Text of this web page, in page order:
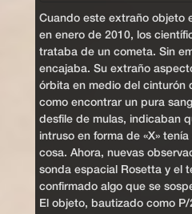
Cuando este extraño objeto
en enero de 2010, los
trataba de un cometa. Sin
encajaba. Su extraño
órbita en medio del cinturón
como encontrar un pura
desfile de mulas, indicaban
intruso en forma de «X»
cosa. Ahora, nuevas
sonda espacial Rosetta y el
confirmado algo que se
El objeto, bautizado como